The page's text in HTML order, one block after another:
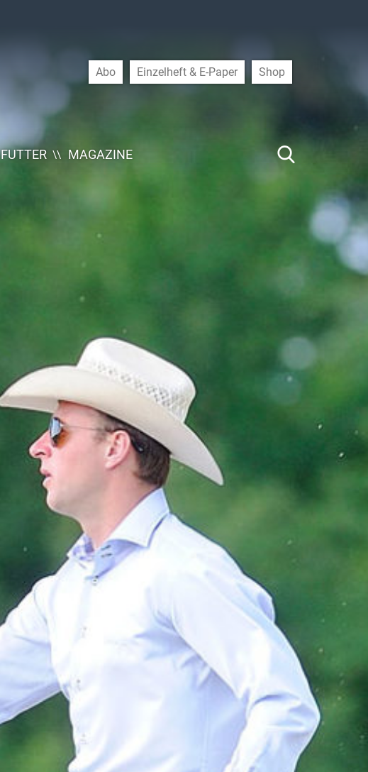
FUTTER MAGAZINE
Abo Einzelheft & E-Paper Shop